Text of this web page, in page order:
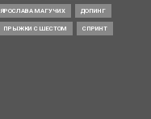
ЯРОСЛАВА МАГУЧИХ ДОПИНГ
ПРЫЖКИ С ШЕСТОМ СПРИНТ